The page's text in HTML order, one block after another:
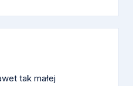
tak małej